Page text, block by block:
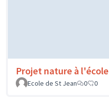
Projet nature à l'école
Ecole de St Jean
0 0